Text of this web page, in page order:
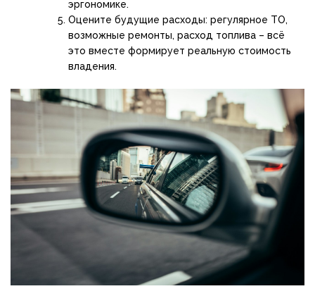
эргономике.
Оцените будущие расходы: регулярное ТО,
возможные ремонты, расход топлива – всё
это вместе формирует реальную стоимость
владения.